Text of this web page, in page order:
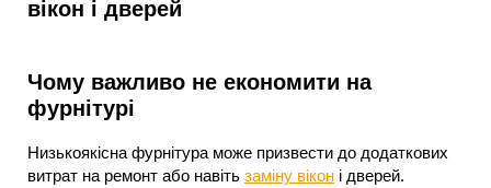
Чому важливо не економити на
фурнітурі
Низькоякісна фурнітура може призвести до додаткових
витрат на ремонт або навіть заміну вікон і дверей.